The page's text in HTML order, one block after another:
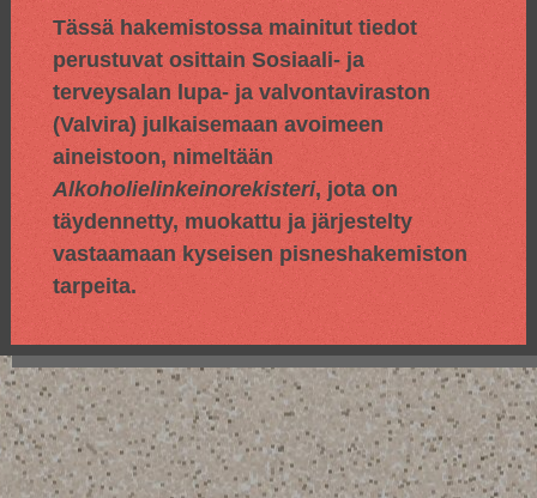
Tässä hakemistossa mainitut tiedot
perustuvat osittain Sosiaali- ja
terveysalan lupa- ja valvontaviraston
(Valvira) julkaisemaan avoimeen
aineistoon, nimeltään
Alkoholielinkeinorekisteri, jota on
täydennetty, muokattu ja järjestelty
vastaamaan kyseisen pisneshakemiston
tarpeita.